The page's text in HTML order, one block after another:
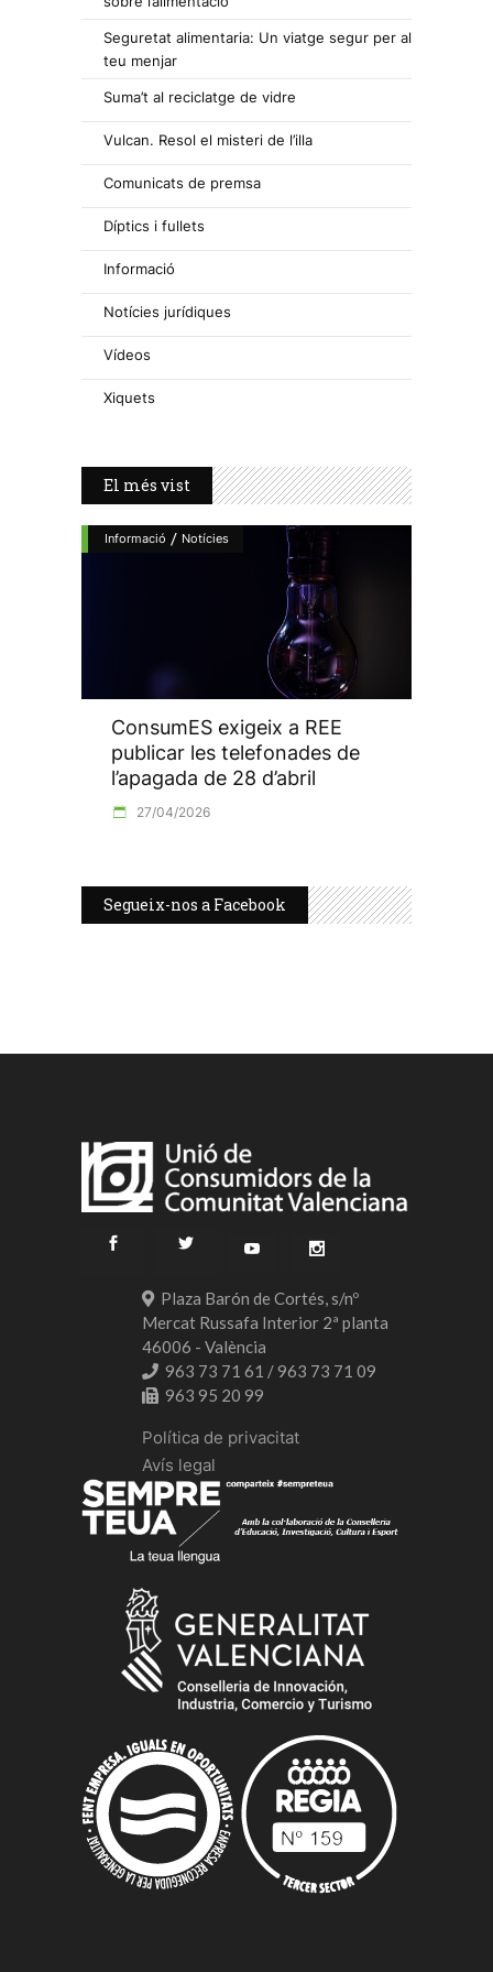
Seguretat alimentaria: Un viatge segur per al
teu menjar
Suma’t al reciclatge de vidre
Vulcan. Resol el misteri de l’illa
Comunicats de premsa
Díptics i fullets
Informació
Notícies jurídiques
Vídeos
Xiquets
El més vist
Informació / Notícies
ConsumES exigeix a REE
publicar les telefonades de
l’apagada de 28 d’abril
27/04/2026
Segueix-nos a Facebook
Plaza Barón de Cortés, s/nº
Mercat Russafa Interior 2ª planta
46006 - València
963 73 71 61 / 963 73 71 09
963 95 20 99
Política de privacitat
Avís legal